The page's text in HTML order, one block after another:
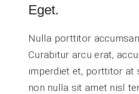
Eget.
Nulla porttitor accumsan
Curabitur arcu erat,
imperdiet et, porttitor at
non nulla sit amet nisl